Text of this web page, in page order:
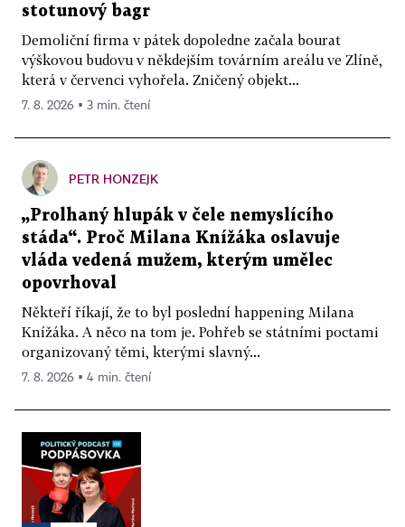
stotunový bagr
Demoliční firma v pátek dopoledne začala bourat
výškovou budovu v někdejším továrním areálu ve Zlíně,
která v červenci vyhořela. Zničený objekt...
7. 8. 2026 ▪ 3 min. čtení
PETR HONZEJK
„Prolhaný hlupák v čele nemyslícího
stáda“. Proč Milana Knížáka oslavuje
vláda vedená mužem, kterým umělec
opovrhoval
Někteří říkají, že to byl poslední happening Milana
Knížáka. A něco na tom je. Pohřeb se státními poctami
organizovaný těmi, kterými slavný...
7. 8. 2026 ▪ 4 min. čtení